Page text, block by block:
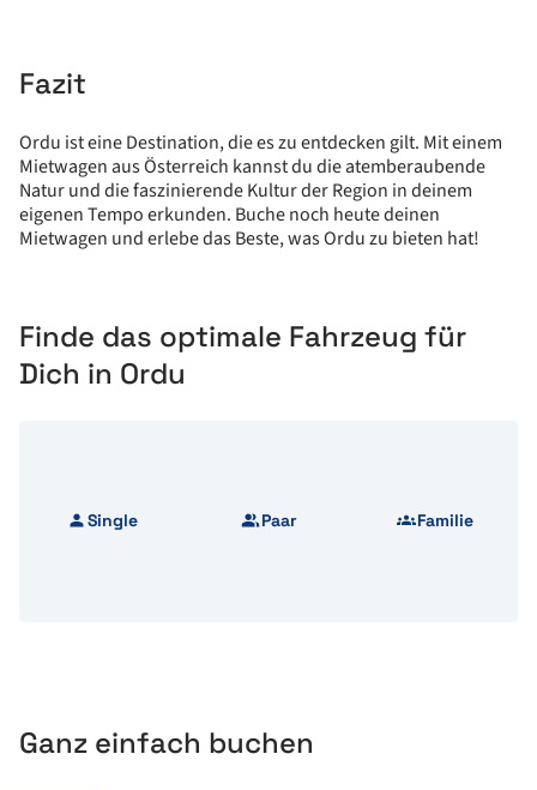
Fazit
Ordu ist eine Destination, die es zu entdecken gilt. Mit einem
Mietwagen aus Österreich kannst du die atemberaubende
Natur und die faszinierende Kultur der Region in deinem
eigenen Tempo erkunden. Buche noch heute deinen
Mietwagen und erlebe das Beste, was Ordu zu bieten hat!
Finde das optimale Fahrzeug für
Dich in Ordu
Single Paar Familie
Ganz einfach buchen